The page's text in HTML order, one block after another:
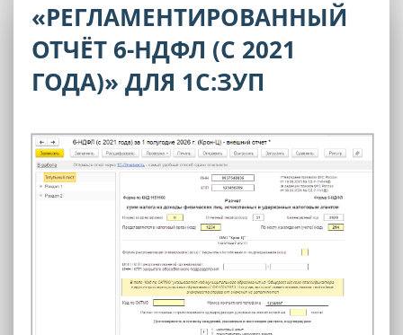
«РЕГЛАМЕНТИРОВАННЫЙ
ОТЧЁТ 6-НДФЛ (С 2021
ГОДА)» ДЛЯ 1С:ЗУП